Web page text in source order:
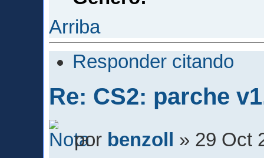
Arriba
Responder citando
Re: CS2: parche
por benzoll
» 29 Oct